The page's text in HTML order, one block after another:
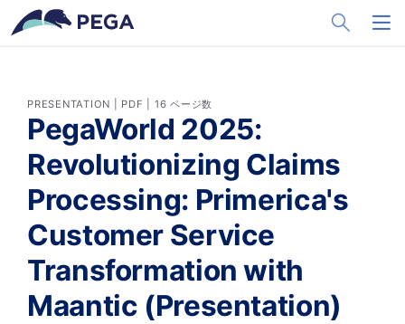
メインコンテンツに飛ぶ
Toggle
PRESENTATION | PDF | 16 ページ数
PegaWorld 2025:
Revolutionizing Claims
Processing: Primerica's
Customer Service
Transformation with
Maantic (Presentation)